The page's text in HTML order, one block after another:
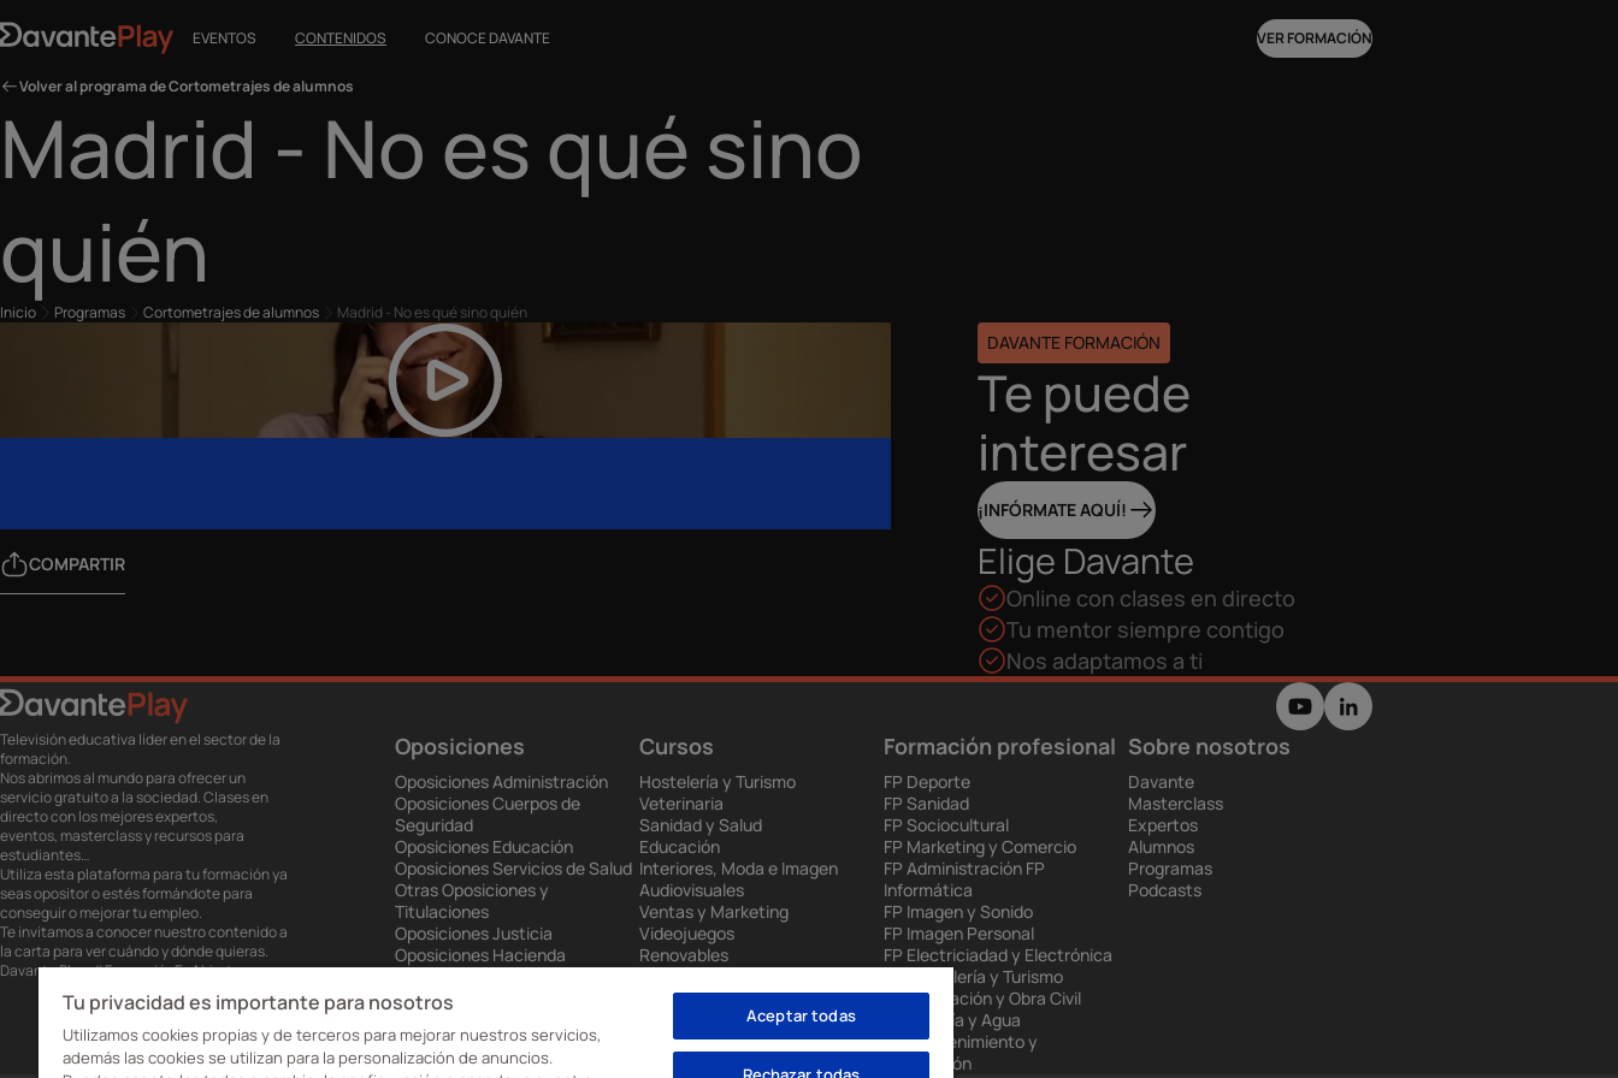
EVENTOS CONTENIDOS CONOCE DAVANTE VER FORMACIÓN
Volver al programa de Cortometrajes de alumnos
Madrid - No es qué sino
quién
Inicio Programas Cortometrajes de alumnos Madrid - No es qué sino quién
COMPARTIR
DAVANTE FORMACIÓN
Te puede
interesar
¡INFÓRMATE AQUÍ!
Elige Davante
Online con clases en directo
Tu mentor siempre contigo
Nos adaptamos a ti
Televisión educativa líder en el sector de la
formación.
Nos abrimos al mundo para ofrecer un
servicio gratuito a la sociedad. Clases en
directo con los mejores expertos,
eventos, masterclass y recursos para
estudiantes…
Utiliza esta plataforma para tu formación ya
seas opositor o estés formándote para
conseguir o mejorar tu empleo.
Te invitamos a conocer nuestro contenido a
la carta para ver cuándo y dónde quieras.
Davante Play. #FormaciónEnAbierto
Oposiciones
Oposiciones Administración
Oposiciones Cuerpos de
Seguridad
Oposiciones Educación
Oposiciones Servicios de Salud
Otras Oposiciones y
Titulaciones
Oposiciones Justicia
Oposiciones Hacienda
Oposiciones Ejército
Cursos
Hostelería y Turismo
Veterinaria
Sanidad y Salud
Educación
Interiores, Moda e Imagen
Audiovisuales
Ventas y Marketing
Videojuegos
Renovables
Administración
Formación profesional
FP Deporte
FP Sanidad
FP Sociocultural
FP Marketing y Comercio
FP Administración FP
Informática
FP Imagen y Sonido
FP Imagen Personal
FP Electriciadad y Electrónica
FP Hostelería y Turismo
FP Edificación y Obra Civil
FP Energía y Agua
FP Mantenimiento y
Producción
Sobre nosotros
Davante
Masterclass
Expertos
Alumnos
Programas
Podcasts
Tu privacidad es importante para nosotros
Utilizamos cookies propias y de terceros para mejorar nuestros servicios,
además las cookies se utilizan para la personalización de anuncios.
Aceptar todas